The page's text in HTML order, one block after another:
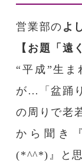
営業部の よ
【お題「遠
“平成”生ま
が…「盆踊
の周りで老
から聞き
(*^^*)』と思